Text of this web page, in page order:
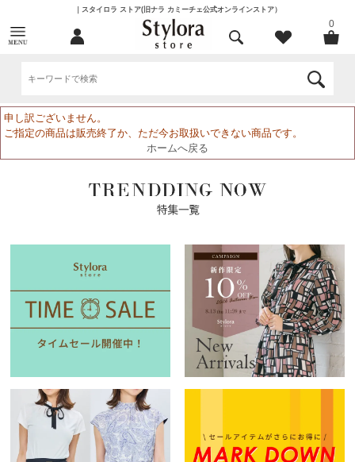
｜スタイロラ ストア(旧ナラ カミーチェ公式オンラインストア）
0
申し訳ございません。
ご指定の商品は販売終了か、ただ今お取扱いできない商品です。
ホームへ戻る